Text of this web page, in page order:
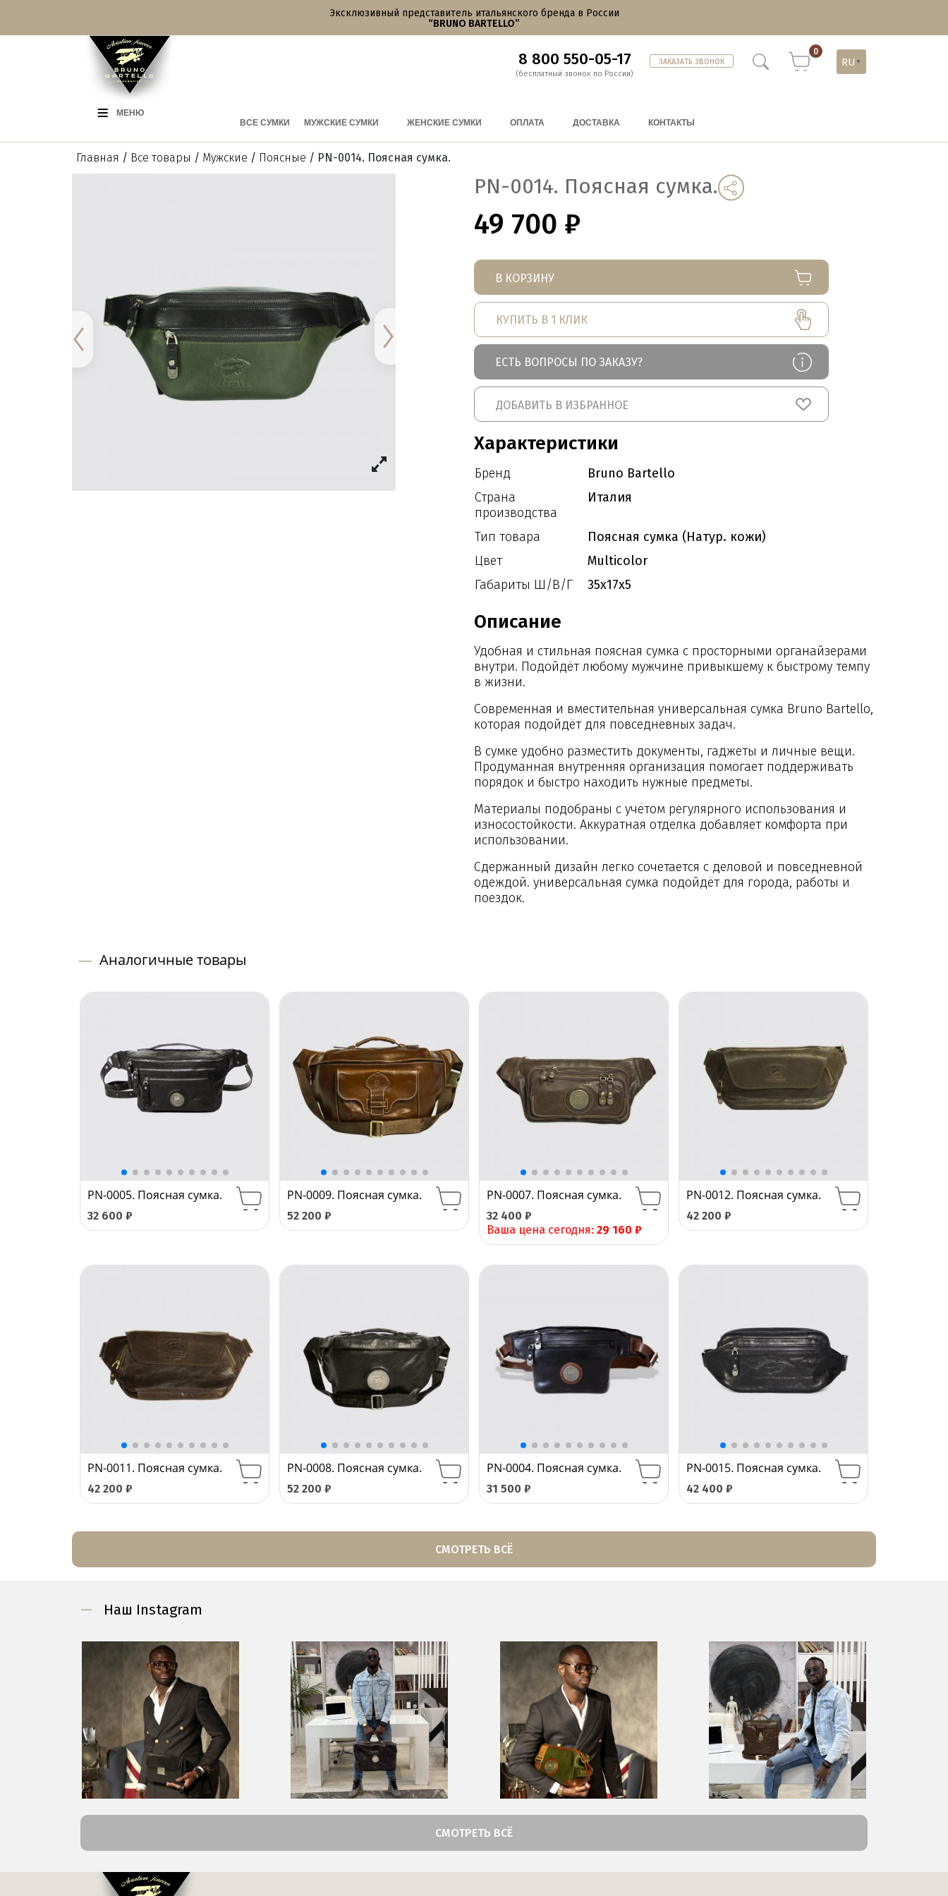
Эксклюзивный представитель итальянского бренда в России
“BRUNO BARTELLO”
8 800 550-05-17
(бесплатный звонок по России)
ЗАКАЗАТЬ ЗВОНОК
0
RU ▼
МЕНЮ
ВСЕ СУМКИ
МУЖСКИЕ СУМКИ ЖЕНСКИЕ СУМКИ ОПЛАТА ДОСТАВКА КОНТАКТЫ
Главная / Все товары / Мужские / Поясные / PN-0014. Поясная сумка.
PN-0014. Поясная сумка.
49 700 ₽
В КОРЗИНУ
КУПИТЬ В 1 КЛИК
ЕСТЬ ВОПРОСЫ ПО ЗАКАЗУ?
ДОБАВИТЬ В ИЗБРАННОЕ
Характеристики
Бренд
Bruno Bartello
Страна
производства
Италия
Тип товара
Поясная сумка (Натур. кожи)
Цвет
Multicolor
Габариты Ш/В/Г
35x17x5
Описание
Удобная и стильная поясная сумка с просторными органайзерами
внутри. Подойдёт любому мужчине привыкшему к быстрому темпу
в жизни.
Современная и вместительная универсальная сумка Bruno Bartello,
которая подойдёт для повседневных задач.
В сумке удобно разместить документы, гаджеты и личные вещи.
Продуманная внутренняя организация помогает поддерживать
порядок и быстро находить нужные предметы.
Материалы подобраны с учётом регулярного использования и
износостойкости. Аккуратная отделка добавляет комфорта при
использовании.
Сдержанный дизайн легко сочетается с деловой и повседневной
одеждой. универсальная сумка подойдёт для города, работы и
поездок.
— Аналогичные товары
PN-0005. Поясная сумка.
32 600 ₽
PN-0009. Поясная сумка.
52 200 ₽
PN-0007. Поясная сумка.
32 400 ₽
Ваша цена сегодня: 29 160 ₽
PN-0012. Поясная сумка.
42 200 ₽
PN-0011. Поясная сумка.
42 200 ₽
PN-0008. Поясная сумка.
52 200 ₽
PN-0004. Поясная сумка.
31 500 ₽
PN-0015. Поясная сумка.
42 400 ₽
СМОТРЕТЬ ВСЁ
— Наш Instagram
СМОТРЕТЬ ВСЁ